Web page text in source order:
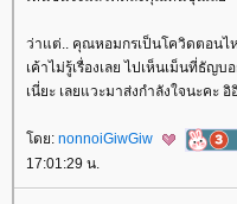
ว่าแต่.. คุณหอมกรเป็นโควิดตอนไ
เค้าไม่รู้เรื่องเลย ไปเห็นเม็นที่ธัญบ
เนี่ยะ เลยแวะมาส่งกำลังใจนะคะ อิ
ดย: nonnoiGiwGiw
17:01:29 น.